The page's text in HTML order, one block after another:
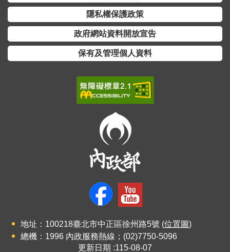
隱私權保護政策
政府網站資料開放宣告
保有及管理個人資料
地址：100218臺北市中正區徐州路5號 (位置圖)
總機：1996 內政服務熱線；(02)7750-5096
更新日期
115-08-07